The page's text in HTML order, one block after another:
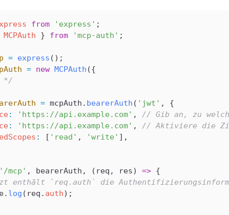
from 'express' ;
MCPAuth } from 'mcp-auth' ;
= express ();
= new MCPAuth ({
*/
= mcpAuth . bearerAuth ( 'jwt' , {
: 'https://api.example.com' , // Gib an, zu
: 'https://api.example.com' , // Aktiviere die
: [ 'read' , 'write' ],
'/mcp' , bearerAuth , ( req , res) => {
enthält `req.auth` die
. log ( req . auth);